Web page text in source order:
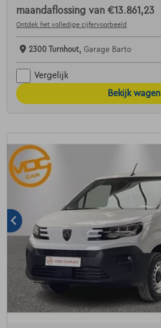
maandaflossing van €13.861,23
Ontdek het volledige cijfervoorbeeld
2300 Turnhout, Garage Barto
Vergelijk
Bekijk wagen